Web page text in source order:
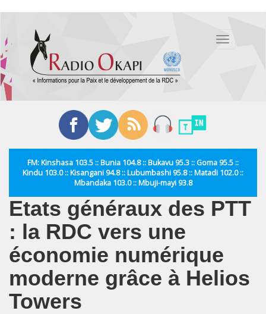
contenu
principal
Toggle
FM: Kinshasa 103.5 :: Bunia 104.8 :: Bukavu 95.3 :: Goma 95.5 ::
Kindu 103.0 :: Kisangani 94.8 :: Lubumbashi 95.8 :: Matadi 102.0 ::
Mbandaka 103.0 :: Mbuji-mayi 93.8
Etats généraux des PTT
: la RDC vers une
économie numérique
moderne grâce à Helios
Towers